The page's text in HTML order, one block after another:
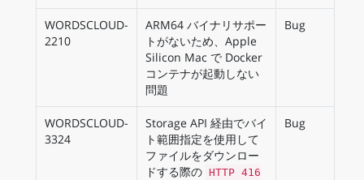
WORDSCLOUD-
2210
ARM64 バイナリサポー
トがないため、Apple
Silicon Mac で Docker
コンテナが起動しない
問題
Bug
WORDSCLOUD-
3324
Storage API 経由でバイ
ト範囲指定を使用して
ファイルをダウンロー
ドする際の HTTP 416
Bug